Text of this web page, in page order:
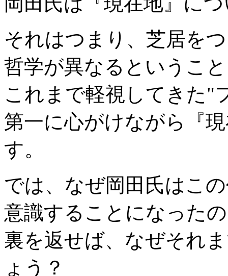
それはつまり、芝居を
哲学が異なるというこ
これまで軽視してきた"
第一に心がけながら『
す。
では、なぜ岡田氏はこ
意識することになった
裏を返せば、なぜそれ
ょう？